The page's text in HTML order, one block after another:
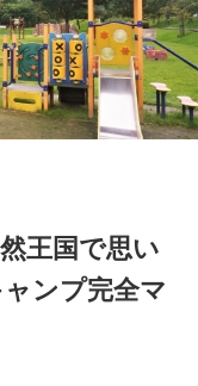
王国で思い
ンプ完全マ